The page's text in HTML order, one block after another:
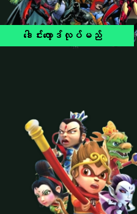
ဒေါင်းလော့ဒ်လုပ်မည်